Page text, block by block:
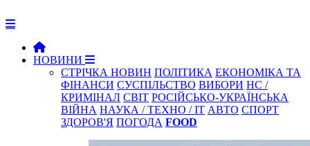
НОВИНИ
СТРІЧКА НОВИН ПОЛІТИКА ЕКОНОМІКА ТА
ФІНАНСИ СУСПІЛЬСТВО ВИБОРИ НС /
КРИМІНАЛ СВІТ РОСІЙСЬКО-УКРАЇНСЬКА
ВІЙНА НАУКА / ТЕХНО / IT АВТО СПОРТ
ЗДОРОВ'Я ПОГОДА FOOD